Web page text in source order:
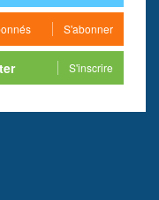
S'abonner
S'inscrire